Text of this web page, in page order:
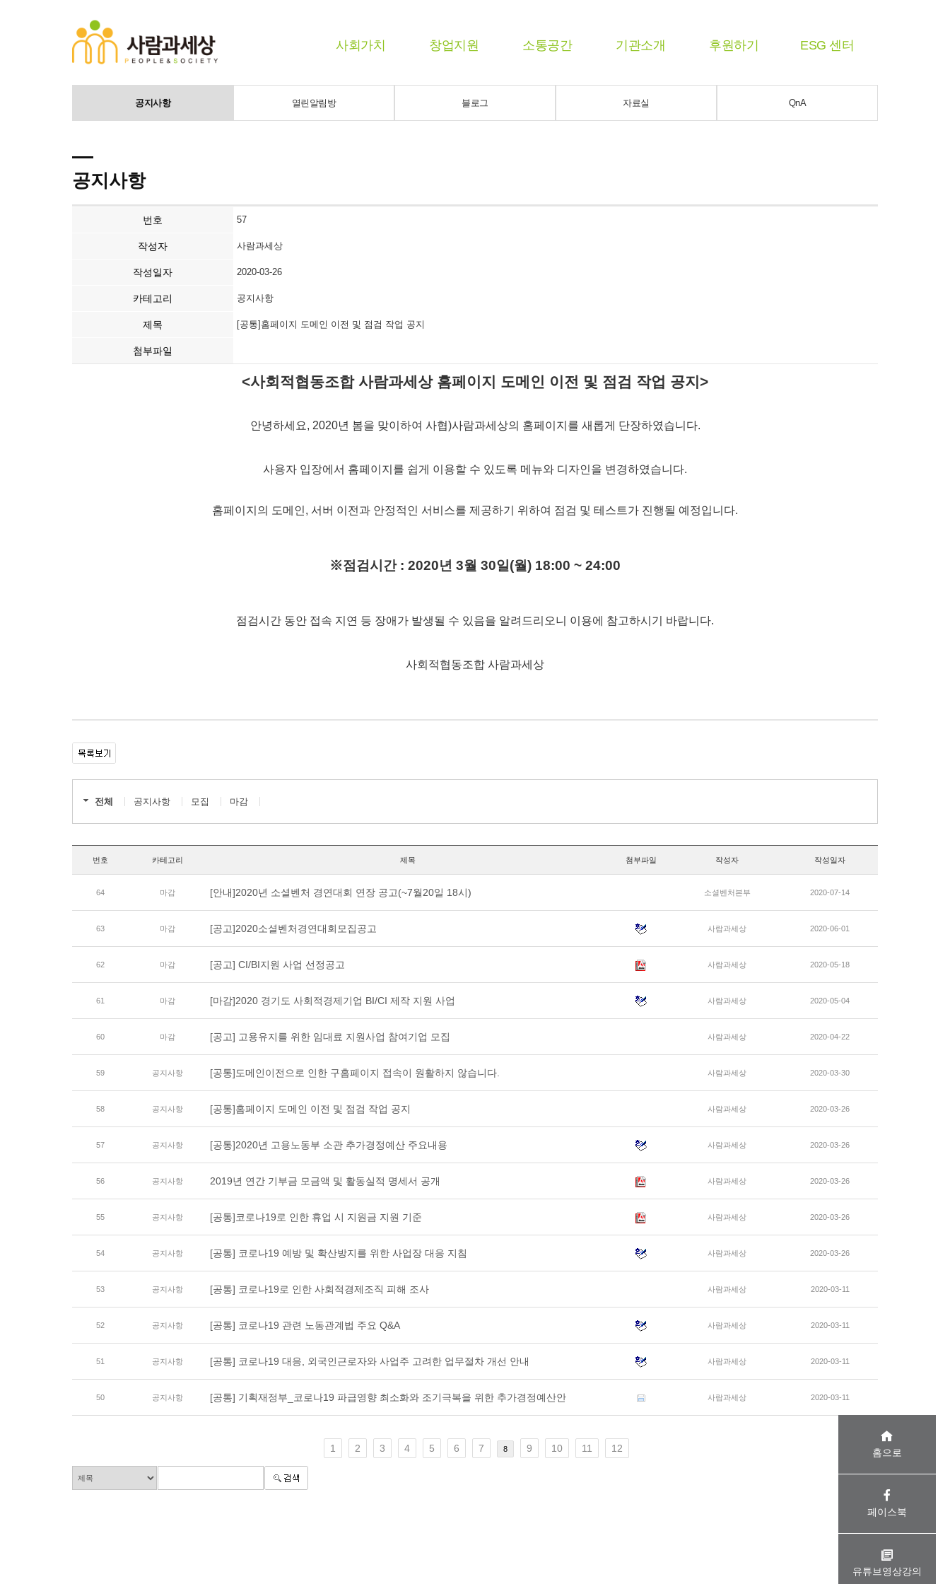
사회가치 창업지원 소통공간 기관소개 후원하기 ESG 센터
공지사항 열린알림방 블로그 자료실 QnA
공지사항
번호 57
작성자 사람과세상
작성일자 2020-03-26
카테고리 공지사항
제목 [공통]홈페이지 도메인 이전 및 점검 작업 공지
첨부파일
<사회적협동조합 사람과세상 홈페이지 도메인 이전 및 점검 작업 공지>
안녕하세요, 2020년 봄을 맞이하여 사협)사람과세상의 홈페이지를 새롭게 단장하였습니다.
사용자 입장에서 홈페이지를 쉽게 이용할 수 있도록 메뉴와 디자인을 변경하였습니다.
홈페이지의 도메인, 서버 이전과 안정적인 서비스를 제공하기 위하여 점검 및 테스트가 진행될 예정입니다.
※점검시간 : 2020년 3월 30일 (월) 18:00 ~ 24:00
점검시간 동안 접속 지연 등 장애가 발생될 수 있음을 알려드리오니 이용에 참고하시기 바랍니다.
사회적협동조합 사람과세상
전체 공지사항 모집 마감
번호 카테고리 제목 첨부파일 작성자 작성일자
64 마감 [안내]2020년 소셜벤처 경연대회 연장 공고(~7월20일 18시) 소셜벤처본부 2020-07-14
63 마감 [공고]2020소셜벤처경연대회모집공고 사람과세상 2020-06-01
62 마감 [공고] CI/BI지원 사업 선정공고 사람과세상 2020-05-18
61 마감 [마감]2020 경기도 사회적경제기업 BI/CI 제작 지원 사업 사람과세상 2020-05-04
60 마감 [공고] 고용유지를 위한 임대료 지원사업 참여기업 모집 사람과세상 2020-04-22
59 공지사항 [공통]도메인이전으로 인한 구홈페이지 접속이 원활하지 않습니다. 사람과세상 2020-03-30
58 공지사항 [공통]홈페이지 도메인 이전 및 점검 작업 공지 사람과세상 2020-03-26
57 공지사항 [공통]2020년 고용노동부 소관 추가경정예산 주요내용 사람과세상 2020-03-26
56 공지사항 2019년 연간 기부금 모금액 및 활동실적 명세서 공개 사람과세상 2020-03-26
55 공지사항 [공통]코로나19로 인한 휴업 시 지원금 지원 기준 사람과세상 2020-03-26
54 공지사항 [공통] 코로나19 예방 및 확산방지를 위한 사업장 대응 지침 사람과세상 2020-03-26
53 공지사항 [공통] 코로나19로 인한 사회적경제조직 피해 조사 사람과세상 2020-03-11
52 공지사항 [공통] 코로나19 관련 노동관계법 주요 Q&A 사람과세상 2020-03-11
51 공지사항 [공통] 코로나19 대응, 외국인근로자와 사업주 고려한 업무절차 개선 안내 사람과세상 2020-03-11
50 공지사항 [공통] 기획재정부_코로나19 파급영향 최소화와 조기극복을 위한 추가경정예산안 사람과세상 2020-03-11
1 2 3 4 5 6 7 8 9 10 11 12 홈으로
페이스북
유튜브영상강의